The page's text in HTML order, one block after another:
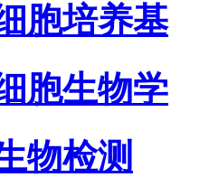
胞培养基
胞生物学
物检测